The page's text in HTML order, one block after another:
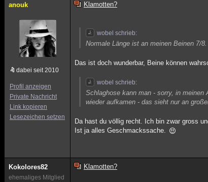
anouk
dabei seit 2010
Profil anzeigen
Private Nachricht
Link kopieren
Lesezeichen setzen
Klamotten?
wobel schrieb:
Normale Länge ist an meinen Beinen 7/8.
Das ist doch wunderbar, Beine können
wobel schrieb:
Schlaghose kann man - sorry, in
wieder aufkamen - das sieht nur an
Da hast du völlig recht. Ich bin zwar gross
Ist ja alles Geschmackssache.
Kokolores82
ehemaliges Mitglied
Klamotten?